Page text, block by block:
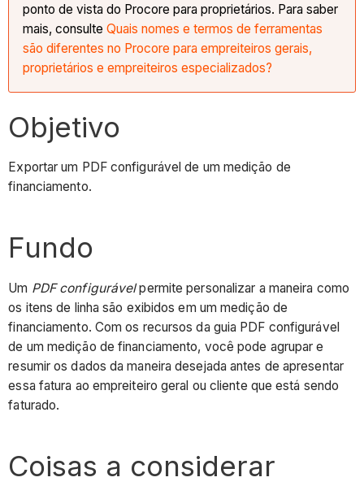
ponto de vista do Procore para proprietários. Para saber
mais, consulteQuais nomes e termos de ferramentas
são diferentes no Procore para empreiteiros gerais,
proprietários e empreiteiros especializados?
Objetivo
Exportar um PDF configurável de um medição de
financiamento.
Fundo
Um PDF configurávelpermite personalizar a maneira como
os itens de linha são exibidos em um medição de
financiamento. Com os recursos da guia PDF configurável
de um medição de financiamento, você pode agrupar e
resumir os dados da maneira desejada antes de apresentar
essa fatura ao empreiteiro geral ou cliente que está sendo
faturado.
Coisas a considerar